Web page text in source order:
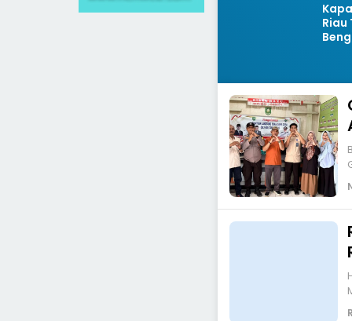
Riau